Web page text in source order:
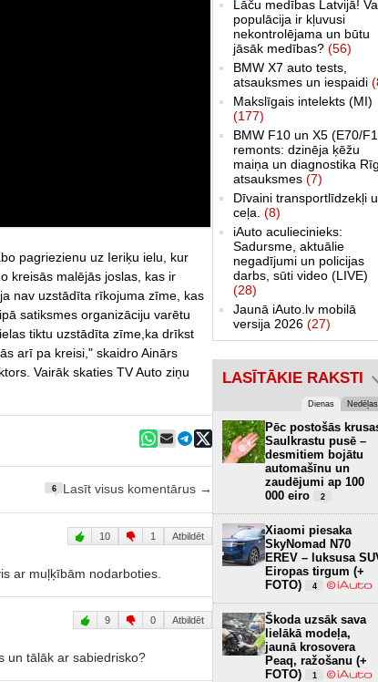
pagriezienu uz Ieriķu ielu, kur
kreisās malējās joslas, kas ir
nav uzstādīta rīkojuma zīme, kas
satiksmes organizāciju varētu
tiktu uzstādīta zīme,ka drīkst
arī pa kreisi," skaidro Ainārs
Vairāk skaties TV Auto ziņu
6 Lasīt visus komentārus →
10 1 Atbildēt
ar muļķībām nodarboties.
9 0 Atbildēt
un tālāk ar sabiedrisko?
Lāču medības Latvijā!
populācija ir kļuvusi
nekontrolējama un būtu
jāsāk medības? (56)
BMW X7 auto tests,
atsauksmes un iespaidi
Makslīgais intelekts (MI)
(177)
BMW F10 un X5 (E70/
remonts: dzinēja ķēžu
maiņa un diagnostika
atsauksmes (7)
Dīvaini transportlīdzekļi
ceļa. (8)
iAuto aculiecinieks:
Sadursme, aktuālie
negadījumi un policijas
darbs, sūti video (LIVE)
(28)
Jaunā iAuto.lv mobilā
versija 2026 (27)
LASĪTĀKIE RAKSTI
Dienas Nedēļas
Pēc postošās
Saulkrastu pusē –
desmitiem bojātu
automašīnu un
zaudējumi ap 100
000 eiro
2
Xiaomi piesaka
SkyNomad N70
EREV – luksusa
Eiropas tirgum (+
FOTO)
4
Škoda uzsāk sava
lielākā modeļa,
jaunā krosovera
Peaq, ražošanu (+
FOTO)
1